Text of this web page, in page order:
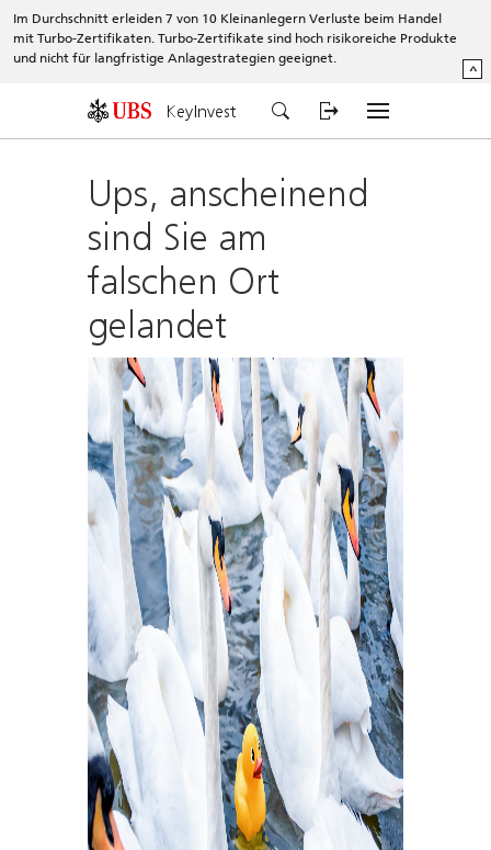
Im Durchschnitt erleiden 7 von 10 Kleinanlegern Verluste beim Handel
mit Turbo-Zertifikaten. Turbo-Zertifikate sind hoch risikoreiche Produkte
und nicht für langfristige Anlagestrategien geeignet.
^
KeyInvest
Ups, anscheinend
sind Sie am
falschen Ort
gelandet